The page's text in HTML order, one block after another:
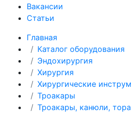
Вакансии
Статьи
Главная
Каталог оборудования
Эндохирургия
Хирургия
Хирургические
Троакары
Троакары, канюли,